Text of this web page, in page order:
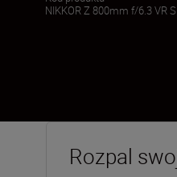
NIKKOR Z 800mm f/6.3 VR
Rozpal